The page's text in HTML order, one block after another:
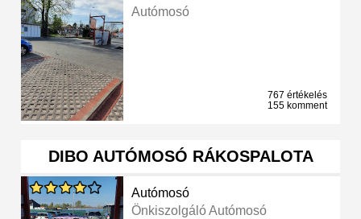
Autómosó
767 értékelés
155 komment
DIBO AUTÓMOSÓ RÁKOSPALOTA
Autómosó
Önkiszolgáló Autómosó